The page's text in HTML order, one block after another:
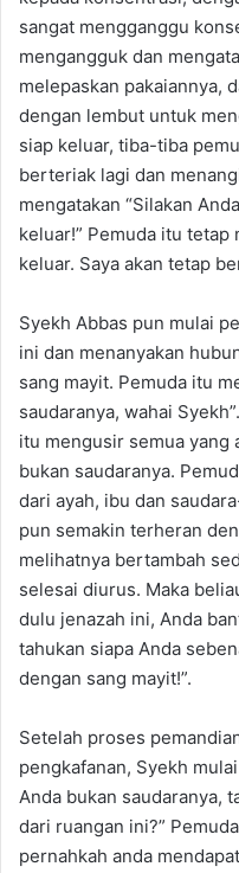
sangat mengganggu
mengangguk dan
melepaskan pakaiannya,
dengan lembut untuk
siap keluar, tiba-tiba
berteriak lagi dan
mengatakan “Silakan
keluar!” Pemuda itu tetap
keluar. Saya akan tetap
Syekh Abbas pun mulai
ini dan menanyakan
sang mayit. Pemuda itu
saudaranya, wahai
itu mengusir semua yang
bukan saudaranya.
dari ayah, ibu dan
pun semakin terheran
melihatnya bertambah
selesai diurus. Maka
dulu jenazah ini, Anda
tahukan siapa Anda
dengan sang mayit!”.
Setelah proses
pengkafanan, Syekh
Anda bukan saudaranya,
dari ruangan ini?”
pernahkah anda